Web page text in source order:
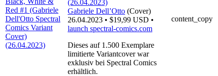
Gabriele Dell’Otto (Cover)
26.04.2023 • $19,99 USD •
launch spectral-comics.com
Dieses auf 1.500 Exemplare
limitierte Variantcover war
exklusiv bei Spectral Comics
erhältlich.
content_copy